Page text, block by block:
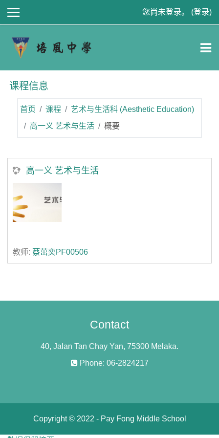
您尚未登录。 (登录)
课程信息
首页 课程 艺术与生活科 (Aesthetic Education)
高一义 艺术与生活 概要
高一义 艺术与生活
教师: 蔡茁奕PF00506
Contact
40, Jalan Tan Chay Yan, 75300 Melaka.
Phone: 06-2824217
Copyright © 2022 - Pay Fong Middle School